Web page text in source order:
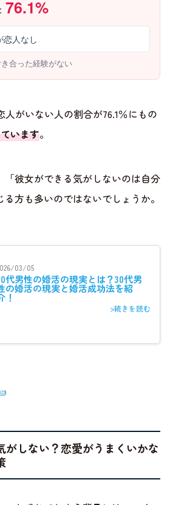
76.1%
人なし
合った経験がない
人がいない人の割合が76.1％にもの
います。
「彼女ができる気がしないのは自分
方も多いのではないでしょうか。
03/05
代男性の婚活の現実とは？30代男
の婚活の現実と婚活成功法を紹
！
>続きを読む
)
がしない？恋愛がうまくいかな